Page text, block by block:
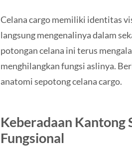
Celana cargo memiliki identitas
langsung mengenalinya dalam
potongan celana ini terus
menghilangkan fungsi aslinya.
anatomi sepotong celana cargo.
Keberadaan Kantong
Fungsional